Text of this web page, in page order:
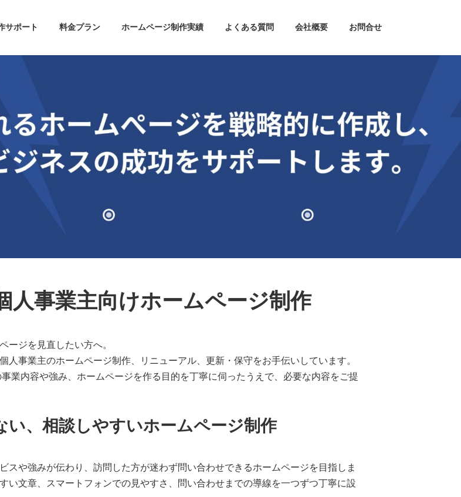
サポート 料金プラン ホームページ制作実績 よくある質問 会社概要 お問合せ
人事業主向けホームページ制作
ージを見直したい方へ。
事業主のホームページ制作、リニューアル、更新・保守をお手伝いしています。
業内容や強み、ホームページを作る目的を丁寧に伺ったうえで、必要な内容をご提
い、相談しやすいホームページ制作
スや強みが伝わり、訪問した方が迷わず問い合わせできるホームページを目指しま
い文章、スマートフォンでの見やすさ、問い合わせまでの導線を一つずつ丁寧に設